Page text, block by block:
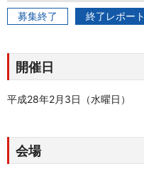
募集終了
終了レポート
開催日
平成28年2月3日（水曜日）
会場